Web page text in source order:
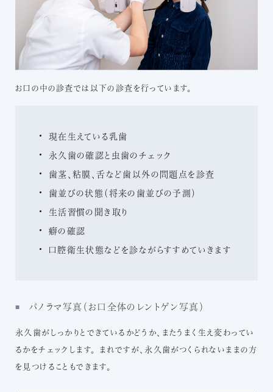
お口の中の診査では以下の診査を行っています。
現在生えている乳歯
永久歯の確認と虫歯のチェック
歯茎、粘膜、舌など歯以外の問題点を診査
歯並びの状態（将来の歯並びの予測）
生活習慣の聞き取り
癖の確認
口腔衛生状態などを診ながらすすめていきます
パノラマ写真（お口全体のレントゲン写真）
永久歯がしっかりとできているかどうか、またうまく生え変わってい
るかをチェックします。 まれですが、永久歯がつくられないままの方
を見つけることもできます。